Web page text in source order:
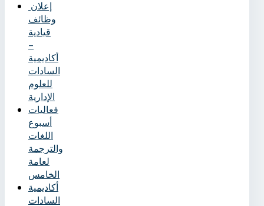
وظائف
قيادية
–
أكاديمية
السادات
للعلوم
الإدارية
فعاليات
أسبوع
اللغات
والترجمة
لعامة
الخامس
أكاديمية
السادات